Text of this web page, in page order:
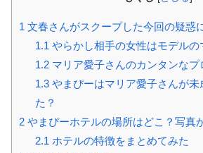
1 文春さんがスクープした今回の疑惑
1.1 やらかし相手の女性はモデルの
1.2マリア愛子さんのカンタンなプ
1.3やまぴーはマリア愛子さんが未
た？
2 やまぴーホテルの場所はどこ？写真
2.1 ホテルの特徴をまとめてみた